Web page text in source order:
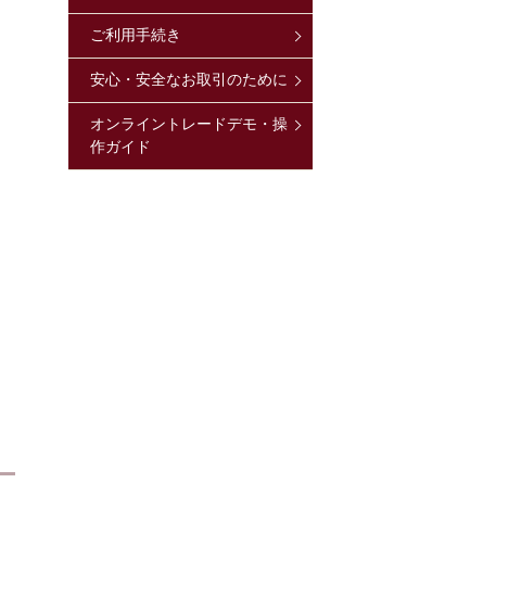
ご利用手続き
安心・安全なお取引のために
オンライントレードデモ・操
作ガイド